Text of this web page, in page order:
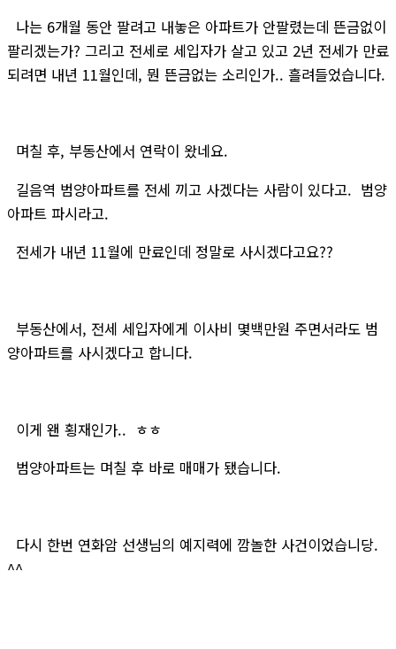
나는 6개월 동안 팔려고 내놓은 아파트가 안팔렸는데 뜬금없이
팔리겠는가? 그리고 전세로 세입자가 살고 있고 2년 전세가 만료
되려면 내년 11월인데, 뭔 뜬금없는 소리인가.. 흘려들었습니다.
며칠 후, 부동산에서 연락이 왔네요.
길음역 범양아파트를 전세 끼고 사겠다는 사람이 있다고. 범양
아파트 파시라고.
전세가 내년 11월에 만료인데 정말로 사시겠다고요??
부동산에서, 전세 세입자에게 이사비 몇백만원 주면서라도 범
양아파트를 사시겠다고 합니다.
이게 왠 횡재인가.. ㅎㅎ
범양아파트는 며칠 후 바로 매매가 됐습니다.
다시 한번 연화암 선생님의 예지력에 깜놀한 사건이었습니당.
^^